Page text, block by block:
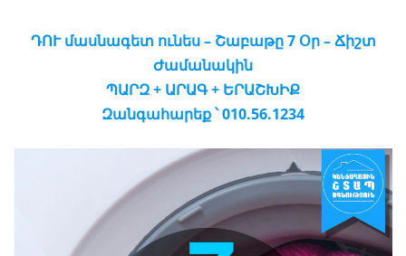
ԴՈՒ մասնագետ ունես – Շաբաթը 7 Օր – Ճիշտ
Ժամանակին
ՊԱՐԶ + ԱՐԱԳ + ԵՐԱՇԽԻՔ
Զանգահարեք ՝ 010.56.1234